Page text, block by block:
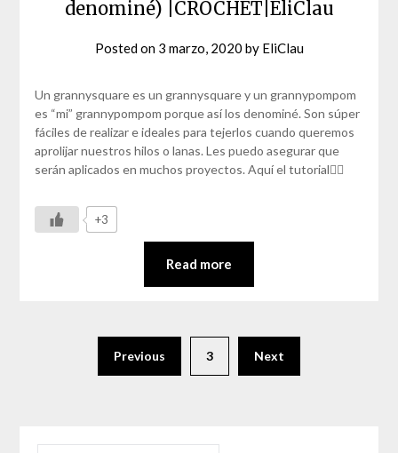
denominé) |CROCHET|EliClau
Posted on 3 marzo, 2020 by EliClau
Un grannysquare es un grannysquare y un grannypompom
es “mi” grannypompom porque así los denominé. Son súper
fáciles de realizar e ideales para tejerlos cuando queremos
aprolijar nuestros hilos o lanas. Les puedo asegurar que
serán aplicados en muchos proyectos. Aquí el tutorial👇🏼
+3
Read more
Previous 3 Next